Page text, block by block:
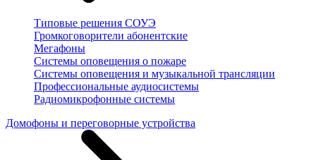
Типовые решения СОУЭ
Громкоговорители абонентские
Мегафоны
Системы оповещения о пожаре
Системы оповещения и музыкальной трансляции
Профессиональные аудиосистемы
Радиомикрофонные системы
Домофоны и переговорные устройства